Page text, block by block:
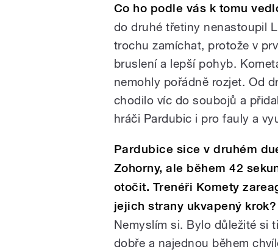
Co ho podle vás k tomu
do druhé třetiny nenastoupil
trochu zamíchat, protože v
bruslení a lepší pohyb.
nemohly pořádně rozjet. Od
chodilo víc do soubojů a
hráči Pardubic i pro fauly a
Pardubice sice v druhém
Zohorny, ale během 42
otočit. Trenéři Komety
jejich strany ukvapený krok?
Nemyslím si. Bylo důležité si
dobře a najednou během